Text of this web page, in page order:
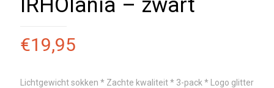
IRHOlania – zwart
€19,95
Lichtgewicht sokken * Zachte kwaliteit * 3-pack * Logo glitter